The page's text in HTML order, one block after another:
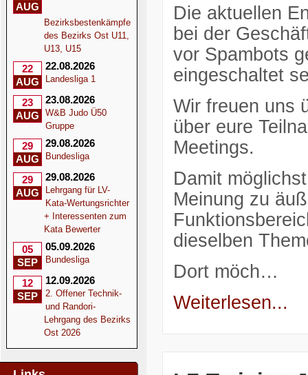
AUG
Bezirksbestenkämpfe
des Bezirks Ost U11,
U13, U15
22
AUG
22.08.2026
Landesliga 1
23
AUG
23.08.2026
W&B Judo Ü50
Gruppe
29
AUG
29.08.2026
Bundesliga
29
AUG
29.08.2026
Lehrgang für LV-
Kata-Wertungsrichter
+ Interessenten zum
Kata Bewerter
05
SEP
05.09.2026
Bundesliga
12
SEP
12.09.2026
2. Offener Technik-
und Randori-
Lehrgang des Bezirks
Ost 2026
Die aktuellen
bei der
vor Spambots
eingeschaltet
Wir freuen uns
über eure
Meetings.
Damit
Meinung zu
dieselben
Dort möch…
Weiterlesen...